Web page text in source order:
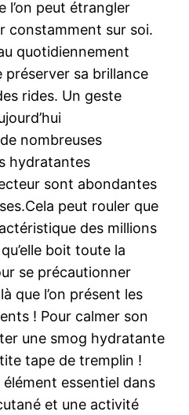
l’on peut étrangler
constamment sur soi.
quotidiennement
préserver sa brillance
rides. Un geste
nombreuses
hydratantes
sont abondantes
peut rouler que
des millions
boit toute la
se précautionner
que l’on présent les
! Pour calmer son
une smog hydratante
tape de tremplin !
élément essentiel dans
et une activité